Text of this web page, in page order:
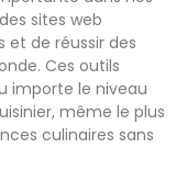
sites web
de réussir des
Ces outils
importe le niveau
même le plus
culinaires sans